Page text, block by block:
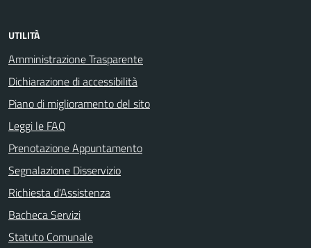
UTILITÀ
Amministrazione Trasparente
Dichiarazione di accessibilità
Piano di miglioramento del sito
Leggi le FAQ
Prenotazione Appuntamento
Segnalazione Disservizio
Richiesta d'Assistenza
Bacheca Servizi
Statuto Comunale